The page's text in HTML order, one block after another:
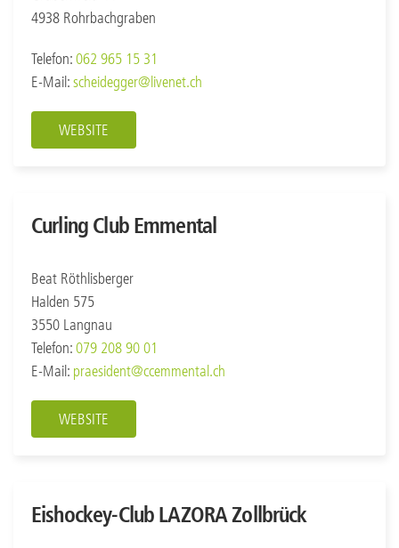
4938 Rohrbachgraben
Telefon: 062 965 15 31
E-Mail: scheidegger@livenet.ch
WEBSITE
Curling Club Emmental
Beat Röthlisberger
Halden 575
3550 Langnau
Telefon: 079 208 90 01
E-Mail: praesident@ccemmental.ch
WEBSITE
Eishockey-Club LAZORA Zollbrück